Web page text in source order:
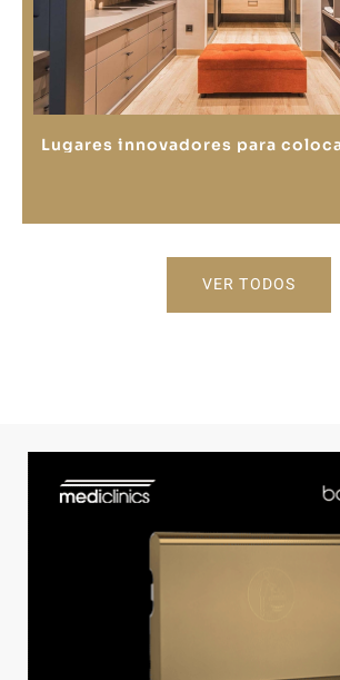
Lugares innovadores para
VER TODOS